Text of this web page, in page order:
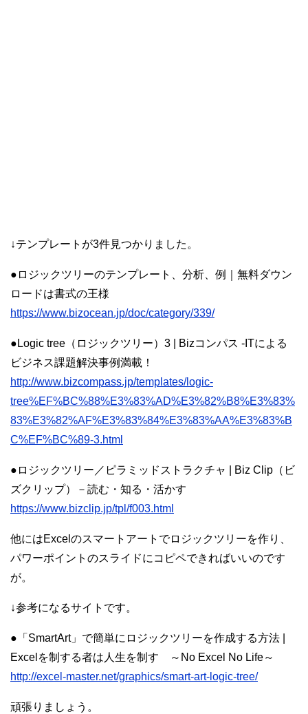
↓テンプレートが3件見つかりました。
●ロジックツリーのテンプレート、分析、例｜無料ダウン
ロードは書式の王様
https://www.bizocean.jp/doc/category/339/
●Logic tree（ロジックツリー）3 | Bizコンパス -ITによる
ビジネス課題解決事例満載！
http://www.bizcompass.jp/templates/logic-
tree%EF%BC%88%E3%83%AD%E3%82%B8%E3%83%
83%E3%82%AF%E3%83%84%E3%83%AA%E3%83%B
C%EF%BC%89-3.html
●ロジックツリー／ピラミッドストラクチャ | Biz Clip（ビ
ズクリップ）－読む・知る・活かす
https://www.bizclip.jp/tpl/f003.html
他にはExcelのスマートアートでロジックツリーを作り、
パワーポイントのスライドにコピペできればいいのです
が。
↓参考になるサイトです。
●「SmartArt」で簡単にロジックツリーを作成する方法 |
Excelを制する者は人生を制す ～No Excel No Life～
http://excel-master.net/graphics/smart-art-logic-tree/
頑張りましょう。